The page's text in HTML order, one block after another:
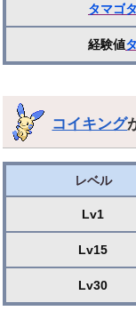
タマゴ
経験値
コイキング
レベル
Lv1
Lv15
Lv30